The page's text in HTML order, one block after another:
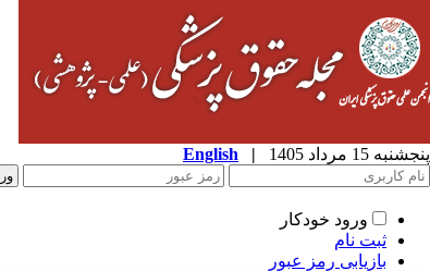
پنجشنبه 15 مرداد 1405 |
English
ورود خودکار
ثبت نام
بازیابی رمز عبور